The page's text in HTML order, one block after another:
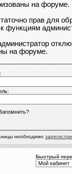
на форуме.
прав для
функциям
на форуме.
необходимо
Быстрый